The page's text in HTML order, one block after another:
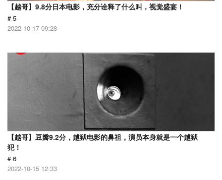
【越哥】9.8分日本电影，充分诠释了什么叫，视觉盛宴！
# 5
2022-10-17 09:28
【越哥】豆瓣9.2分，越狱电影的鼻祖，演员本身就是一个越狱
犯！
# 6
2022-10-15 12:33